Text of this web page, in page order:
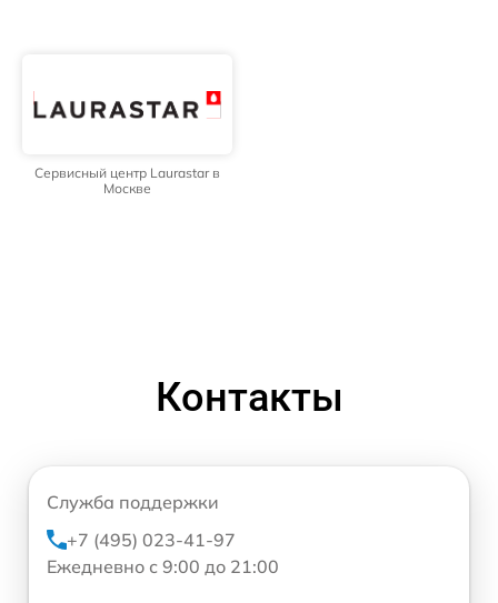
Сервисный центр Laurastar в
Москве
Контакты
Служба поддержки
+7 (495) 023-41-97
Ежедневно с 9:00 до 21:00